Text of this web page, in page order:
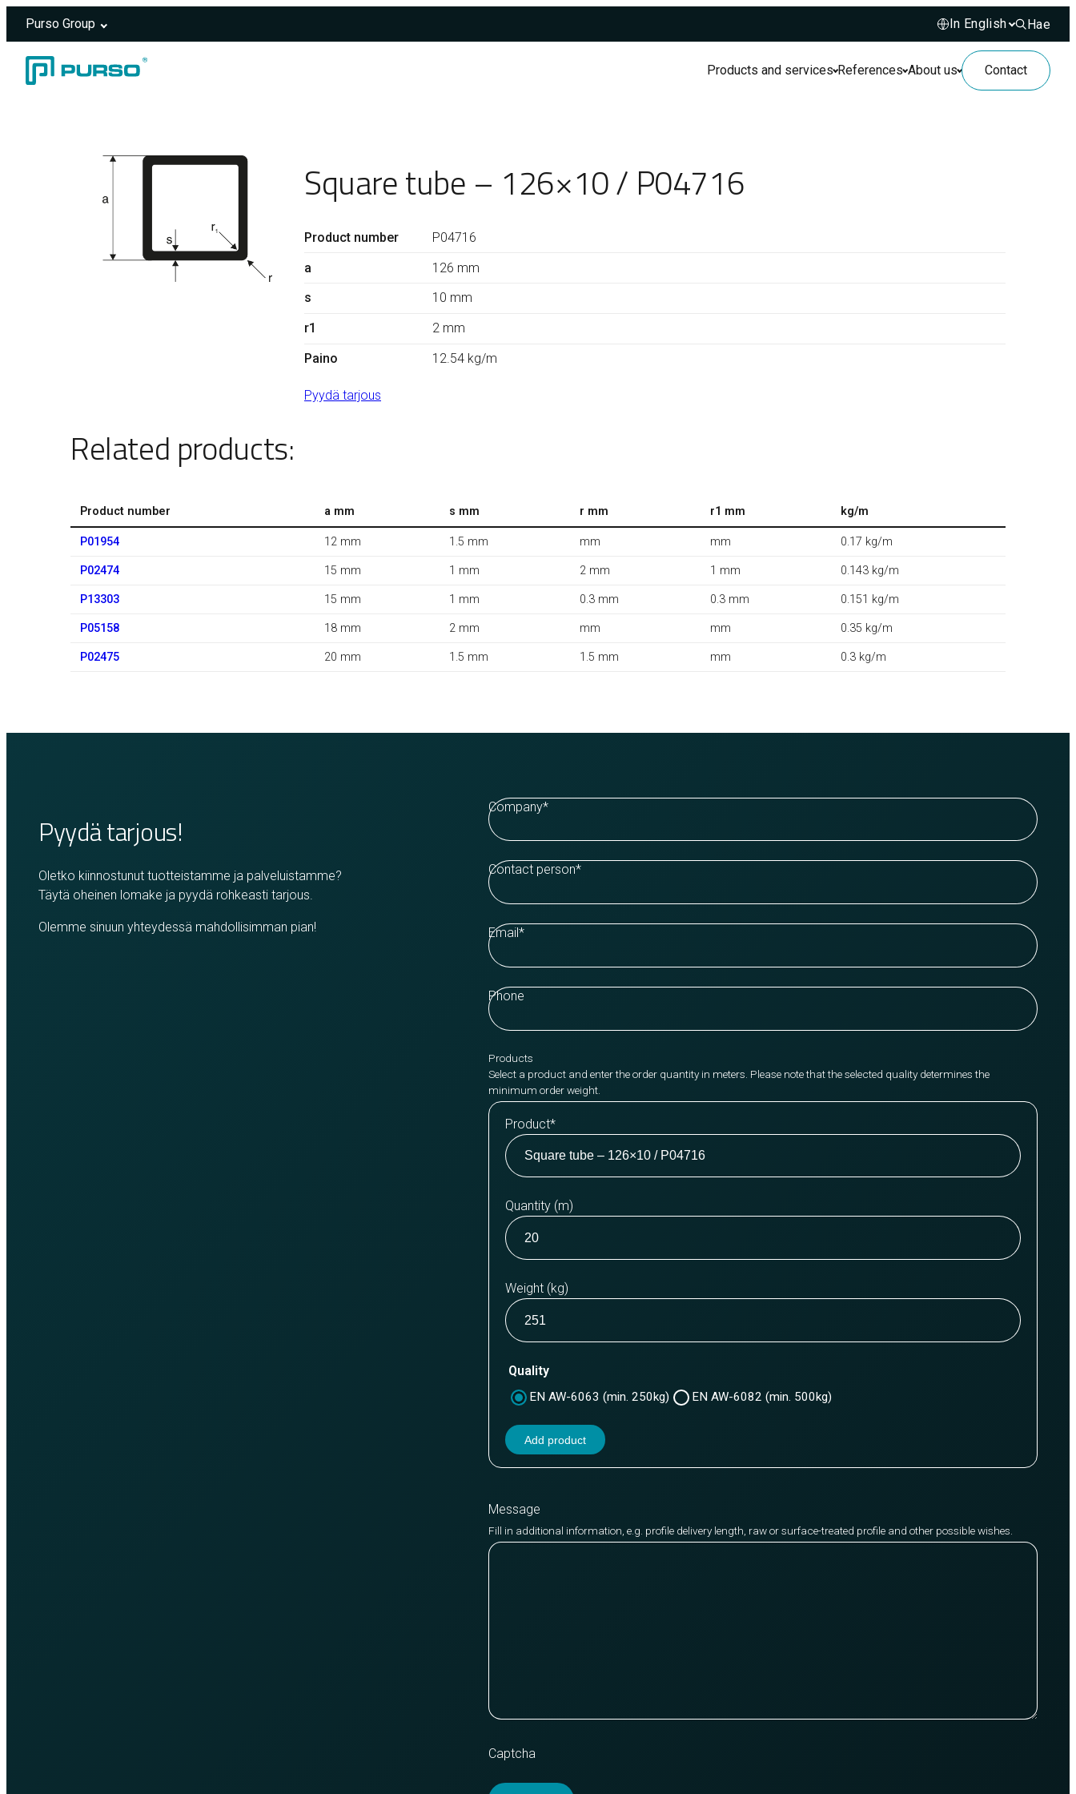
Purso Group
Hae
Hae
Products and services References About us Contact
Square tube – 126×10 / P04716
Product number
P04716
a
126 mm
s
10 mm
r1
2 mm
Paino
12.54 kg/m
Pyydä tarjous
Related products:
Product number a mm s mm r mm r1 mm kg/m
P01954 12 mm 1.5 mm mm mm 0.17 kg/m
P02474 15 mm 1 mm 2 mm 1 mm 0.143 kg/m
P13303 15 mm 1 mm 0.3 mm 0.3 mm 0.151 kg/m
P05158 18 mm 2 mm mm mm 0.35 kg/m
P02475 20 mm 1.5 mm 1.5 mm mm 0.3 kg/m
Pyydä tarjous!
Oletko kiinnostunut tuotteistamme ja palveluistamme?
Täytä oheinen lomake ja pyydä rohkeasti tarjous.
Olemme sinuun yhteydessä mahdollisimman pian!
Company*
Contact person*
Email*
Phone
Products
Select a product and enter the order quantity in meters. Please note that the selected quality determines the
minimum order weight.
Product*
Quantity (m)
Weight (kg)
Quality
EN AW-6063 (min. 250kg) EN AW-6082 (min. 500kg)
Add product
Message
Fill in additional information, e.g. profile delivery length, raw or surface-treated profile and other possible wishes.
Captcha